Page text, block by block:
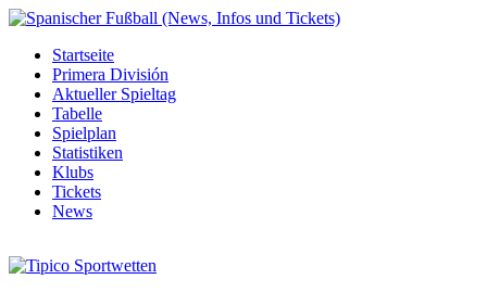
Startseite
Primera División
Aktueller Spieltag
Tabelle
Spielplan
Statistiken
Klubs
Tickets
News